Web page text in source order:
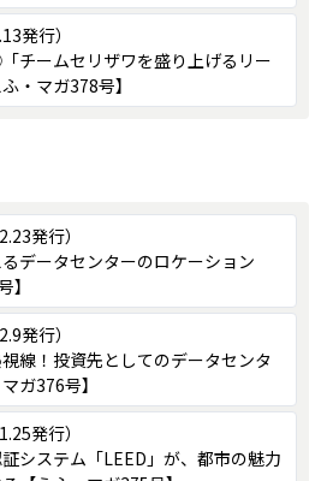
発行）
チームセリザワを盛り上げるリー
・マガ378号】
発行）
データセンターのロケーション
】
発行）
線！投資先としてのデータセンタ
ガ376号】
発行）
システム「LEED」が、都市の魅力